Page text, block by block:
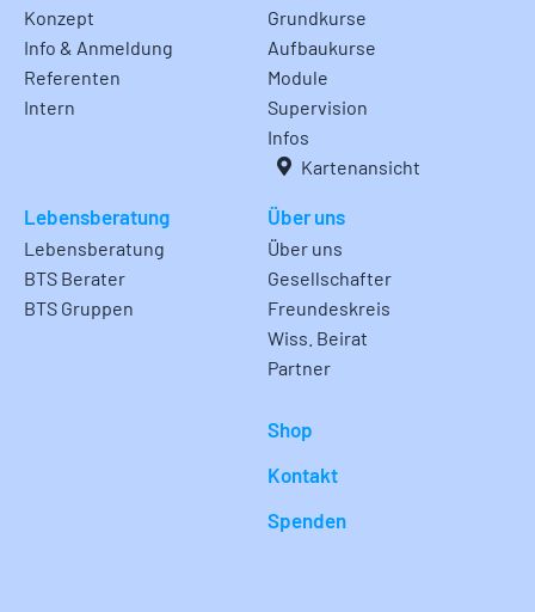
Konzept
Info & Anmeldung
Referenten
Intern
Grundkurse
Aufbaukurse
Module
Supervision
Infos
Kartenansicht
Lebensberatung
Lebensberatung
BTS Berater
BTS Gruppen
Über uns
Über uns
Gesellschafter
Freundeskreis
Wiss. Beirat
Partner
Shop
Kontakt
Spenden